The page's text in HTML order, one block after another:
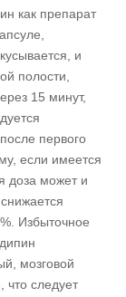
как препарат
и
полости,
15 минут,
первого
если имеется
доза может и
Избыточное
мозговой
что следует